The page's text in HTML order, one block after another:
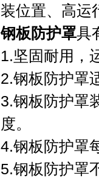
装位置、高运
钢板防护罩具
1.坚固耐用，
2.钢板防护罩
3.钢板防护罩
度。
4.钢板防护罩
5.钢板防护罩